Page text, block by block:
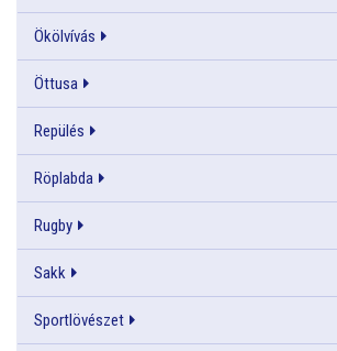
Ökölvívás
Öttusa
Repülés
Röplabda
Rugby
Sakk
Sportlövészet